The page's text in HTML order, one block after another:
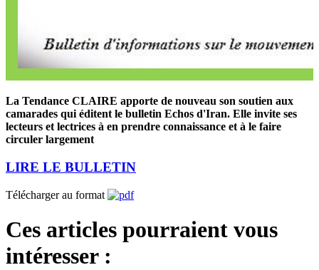
La Tendance CLAIRE apporte de nouveau son soutien aux
camarades qui éditent le bulletin Echos d'Iran. Elle invite ses
lecteurs et lectrices à en prendre connaissance et à le faire
circuler largement
LIRE LE BULLETIN
Télécharger au format
Ces articles pourraient vous
intéresser :